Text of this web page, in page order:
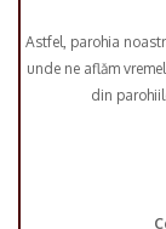
Astfel, parohia
unde ne aflăm
din